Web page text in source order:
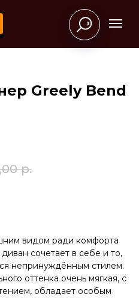
Greely Bend
р.
видом ради комфорта
сочетает в себе и то,
непринуждённым стилем.
оттенка очень мягкая, с
обладает особым